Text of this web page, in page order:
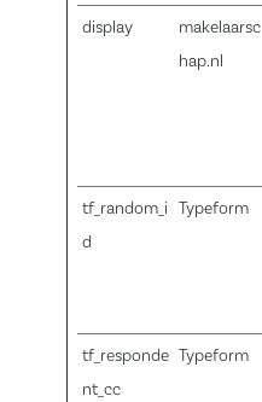
display
makelaarsc
hap.nl
tf_random_i
d
Typeform
tf_responde
nt_cc
Typeform